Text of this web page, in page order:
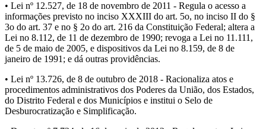
• Lei nº 12.527, de 18 de novembro de 2011 - Regula o acesso a
informações previsto no inciso XXXIII do art. 5o, no inciso II do §
3o do art. 37 e no § 2o do art. 216 da Constituição Federal; altera a
Lei no 8.112, de 11 de dezembro de 1990; revoga a Lei no 11.111,
de 5 de maio de 2005, e dispositivos da Lei no 8.159, de 8 de
janeiro de 1991; e dá outras providências.
• Lei nº 13.726, de 8 de outubro de 2018 - Racionaliza atos e
procedimentos administrativos dos Poderes da União, dos Estados,
do Distrito Federal e dos Municípios e institui o Selo de
Desburocratização e Simplificação.